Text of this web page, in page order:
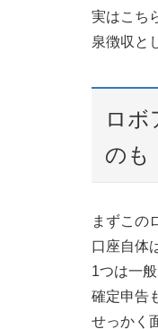
実はこち
泉徴収と
ロボ
のも
まずこの
口座自体
1つは一
確定申告
せっかく